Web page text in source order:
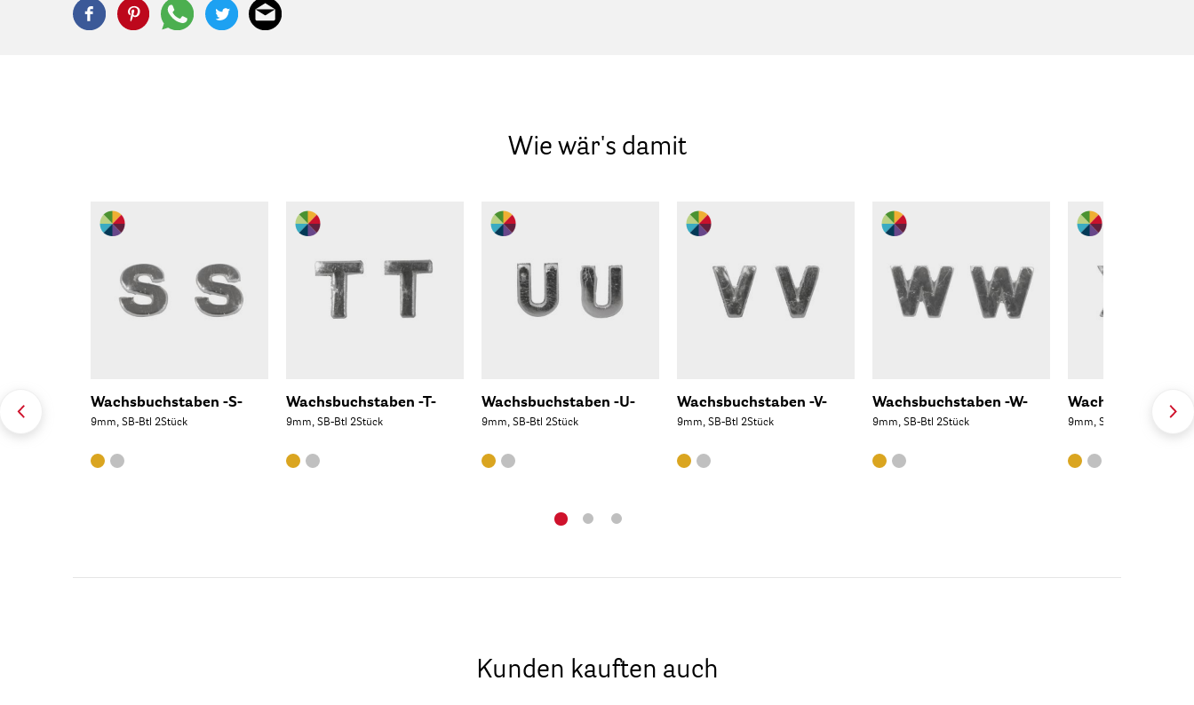
Wie wär's damit
Wachsbuchstaben -S-
9mm, SB-Btl 2Stück
Wachsbuchstaben -T-
9mm, SB-Btl 2Stück
Wachsbuchstaben -U-
9mm, SB-Btl 2Stück
Wachsbuchstaben -V-
9mm, SB-Btl 2Stück
Wachsbuchstaben -W-
9mm, SB-Btl 2Stück 9mm, SB-Btl 2Stück
Kunden kauften auch